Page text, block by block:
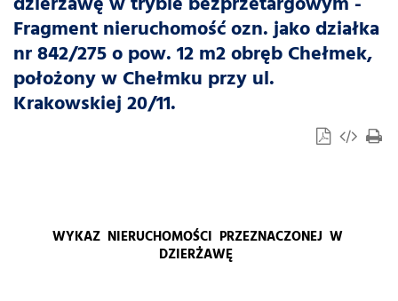
Fragment nieruchomość ozn. jako działka
nr 842/275 o pow. 12 m2 obręb Chełmek,
położony w Chełmku przy ul.
Krakowskiej 20/11.
WYKAZ NIERUCHOMOŚCI PRZEZNACZONEJ W
DZIERŻAWĘ